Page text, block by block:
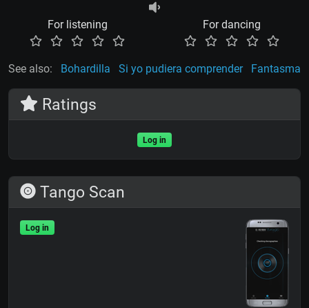
For listening For dancing
See also: Bohardilla Si yo pudiera comprender Fantasma
Ratings
Log in
Tango Scan
Log in